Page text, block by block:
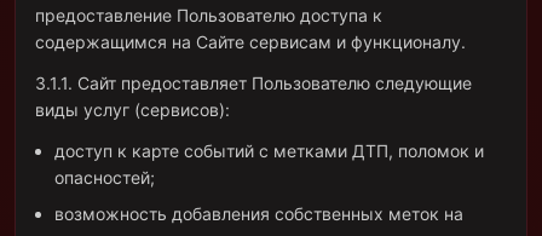
предоставление Пользователю доступа к
содержащимся на Сайте сервисам и функционалу.
3.1.1. Сайт предоставляет Пользователю следующие
виды услуг (сервисов):
доступ к карте событий с метками ДТП, поломок и
опасностей;
возможность добавления собственных меток на